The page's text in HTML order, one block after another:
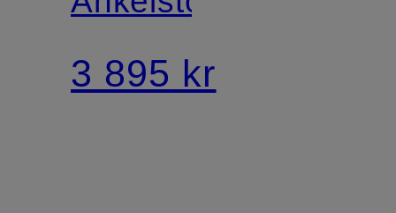
3 895 kr